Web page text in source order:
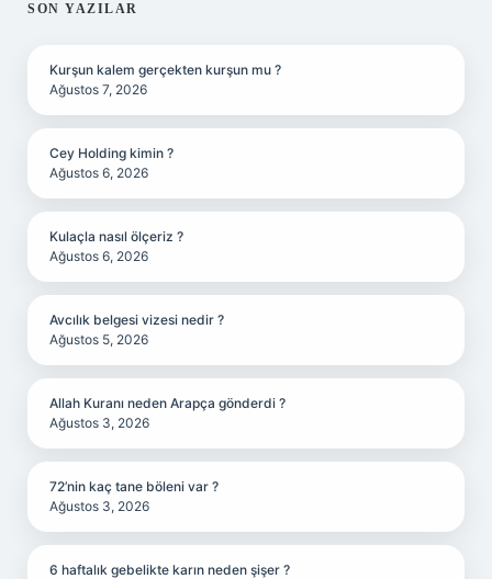
SIDEBAR
SON YAZILAR
Kurşun kalem gerçekten kurşun mu ?
Ağustos 7, 2026
Cey Holding kimin ?
Ağustos 6, 2026
Kulaçla nasıl ölçeriz ?
Ağustos 6, 2026
Avcılık belgesi vizesi nedir ?
Ağustos 5, 2026
Allah Kuranı neden Arapça gönderdi ?
Ağustos 3, 2026
72’nin kaç tane böleni var ?
Ağustos 3, 2026
6 haftalık gebelikte karın neden şişer ?